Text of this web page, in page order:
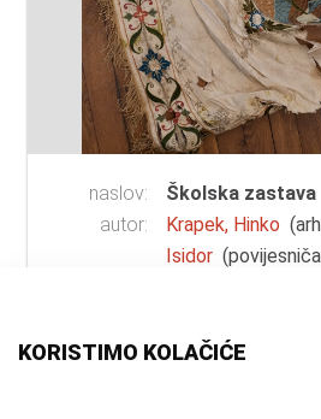
naslov:
Školska zastava
autor:
Krapek, Hinko
Isidor
građe:
KORISTIMO KOLAČIĆE